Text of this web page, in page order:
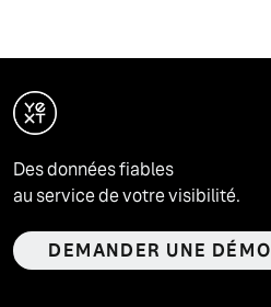
Des données fiables
au service de votre visibilité.
DEMANDER UNE DÉMO